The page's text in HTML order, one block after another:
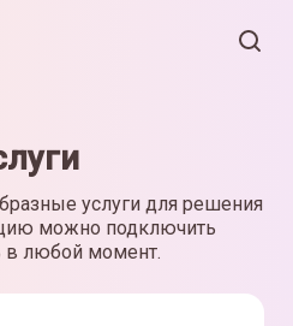
услуги для решения
можно подключить
в любой момент.